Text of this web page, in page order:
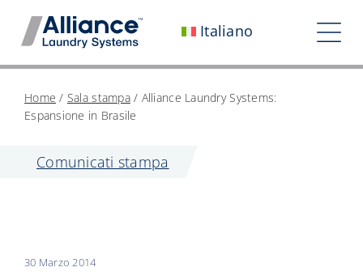
Italiano
Lavora con noi
Il nostro impatto
Home / Sala stampa/ Alliance Laundry Systems:
Espansione in Brasile
Comunicati stampa
30 Marzo 2014